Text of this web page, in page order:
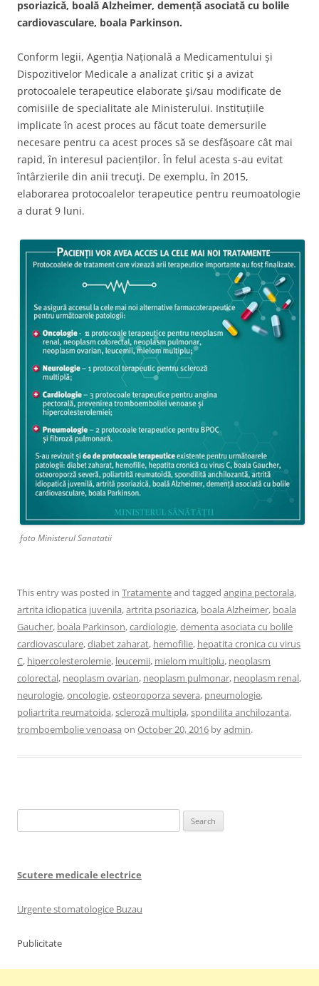
psoriazică, boală Alzheimer, demență asociată cu bolile
cardiovasculare, boala Parkinson.
Conform legii, Agenția Națională a Medicamentului și
Dispozitivelor Medicale a analizat critic şi a avizat
protocoalele terapeutice elaborate şi/sau modificate de
comisiile de specialitate ale Ministerului. Instituțiile
implicate în acest proces au făcut toate demersurile
necesare pentru ca acest proces să se desfășoare cât mai
rapid, în interesul pacienților. În felul acesta s-au evitat
întârzierile din anii trecuţi. De exemplu, în 2015,
elaborarea protocoalelor terapeutice pentru reumoatologie
a durat 9 luni.
foto Ministerul Sanatatii
This entry was posted in Tratamenteand tagged angina pectorala,
artrita idiopatica juvenila,artrita psoriazica, boala Alzheimer, boala
Gaucher, boala Parkinson,cardiologie,dementa asociata cu bolile
cardiovasculare,diabet zaharat, hemofilie, hepatita cronica cu virus
C, hipercolesterolemie, leucemii, mielom multiplu, neoplasm
colorectal, neoplasm ovarian, neoplasm pulmonar, neoplasm renal,
neurologie,oncologie,osteoroporza severa, pneumologie,
poliartrita reumatoida,scleroză multipla,spondilita anchilozanta,
tromboembolie venoasa on October 20, 2016 byadmin.
for:
Scutere medicale electrice
Urgente stomatologice Buzau
Publicitate